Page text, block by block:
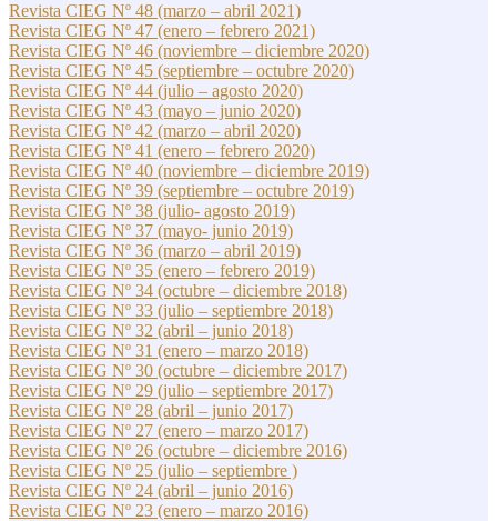
Revista CIEG Nº 23 (enero – marzo 2016)
Revista CIEG Nº 24 (abril – junio 2016)
Revista CIEG Nº 25 (julio – septiembre )
Revista CIEG Nº 26 (octubre – diciembre 2016)
Revista CIEG Nº 27 (enero – marzo 2017)
Revista CIEG Nº 28 (abril – junio 2017)
Revista CIEG Nº 29 (julio – septiembre 2017)
Revista CIEG Nº 30 (octubre – diciembre 2017)
Revista CIEG Nº 31 (enero – marzo 2018)
Revista CIEG Nº 32 (abril – junio 2018)
Revista CIEG Nº 33 (julio – septiembre 2018)
Revista CIEG Nº 34 (octubre – diciembre 2018)
Revista CIEG Nº 35 (enero – febrero 2019)
Revista CIEG Nº 36 (marzo – abril 2019)
Revista CIEG Nº 37 (mayo- junio 2019)
Revista CIEG Nº 38 (julio- agosto 2019)
Revista CIEG Nº 39 (septiembre – octubre 2019)
Revista CIEG Nº 40 (noviembre – diciembre 2019)
Revista CIEG Nº 41 (enero – febrero 2020)
Revista CIEG Nº 42 (marzo – abril 2020)
Revista CIEG Nº 43 (mayo – junio 2020)
Revista CIEG Nº 44 (julio – agosto 2020)
Revista CIEG Nº 45 (septiembre – octubre 2020)
Revista CIEG Nº 46 (noviembre – diciembre 2020)
Revista CIEG Nº 47 (enero – febrero 2021)
Revista CIEG Nº 48 (marzo – abril 2021)